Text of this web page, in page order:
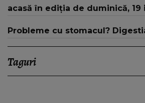
acasă în ediția de duminică,
Probleme cu stomacul?
Taguri